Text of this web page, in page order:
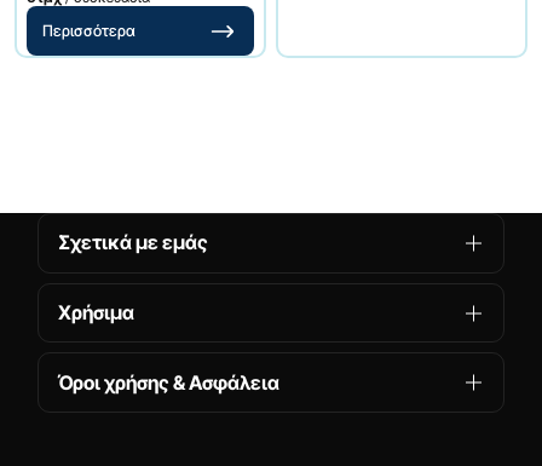
Περισσότερα
Σχετικά με εμάς
Χρήσιμα
Όροι χρήσης & Ασφάλεια